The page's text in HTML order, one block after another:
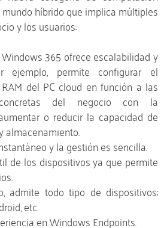
híbrido que implica múltiples
y los usuarios:
365 ofrece escalabilidad y
ejemplo, permite configurar el
del PC cloud en función a las
del negocio con la
o reducir la capacidad de
almacenamiento.
y la gestión es sencilla.
de los dispositivos ya que permite
admite todo tipo de dispositivos:
etc.
en Windows Endpoints.